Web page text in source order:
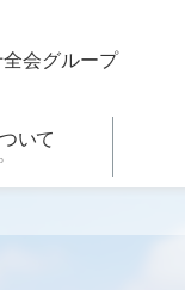
会グループ
いて